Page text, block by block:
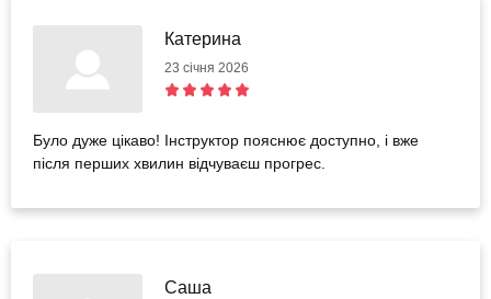
Катерина
23 січня 2026
Було дуже цікаво! Інструктор пояснює доступно, і вже
після перших хвилин відчуваєш прогрес.
Саша